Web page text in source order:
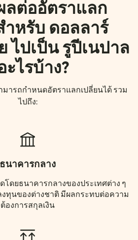
ลต่ออัตราแลก
ำหรับ ดอลลาร์
ไปเป็น รูปีเนปาล
ะไรบ้าง?
ารถกำหนดอัตราแลกเปลี่ยนได้ รวม
ไปถึง:
ธนาคารกลาง
โดยธนาคารกลางของประเทศต่าง ๆ
ทุนของต่างชาติ มีผลกระทบต่อความ
ต้องการสกุลเงิน